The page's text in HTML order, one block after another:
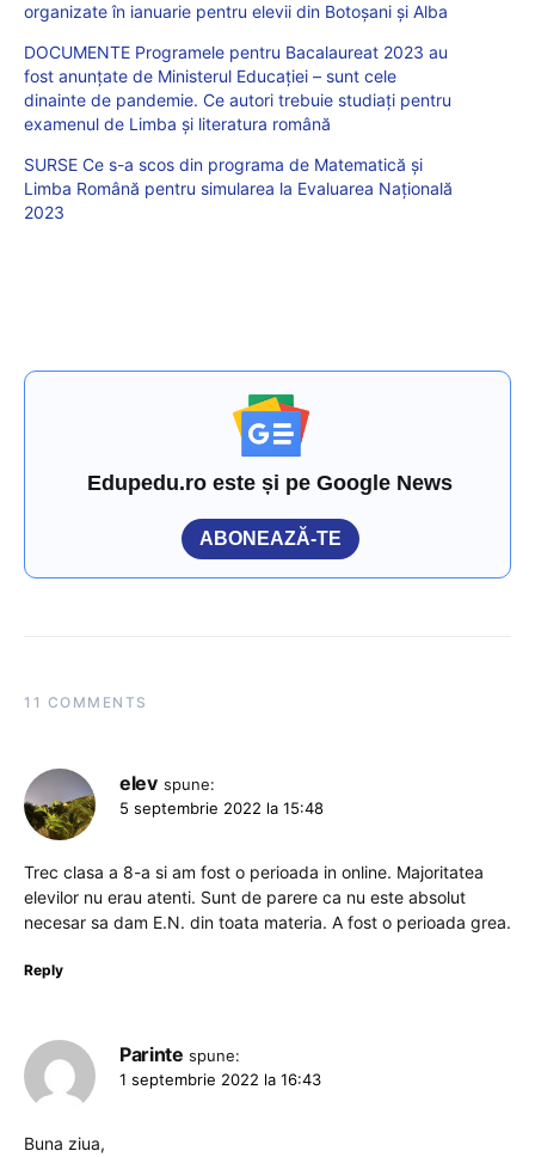
organizate în ianuarie pentru elevii din Botoșani și Alba
DOCUMENTE Programele pentru Bacalaureat 2023 au
fost anunțate de Ministerul Educației – sunt cele
dinainte de pandemie. Ce autori trebuie studiați pentru
examenul de Limba și literatura română
SURSE Ce s-a scos din programa de Matematică și
Limba Română pentru simularea la Evaluarea Națională
2023
Edupedu.ro este și pe Google News
ABONEAZĂ-TE
11 COMMENTS
elev spune:
5 septembrie 2022 la 15:48
Trec clasa a 8-a si am fost o perioada in online. Majoritatea
elevilor nu erau atenti. Sunt de parere ca nu este absolut
necesar sa dam E.N. din toata materia. A fost o perioada grea.
Reply
Parinte spune:
1 septembrie 2022 la 16:43
Buna ziua,